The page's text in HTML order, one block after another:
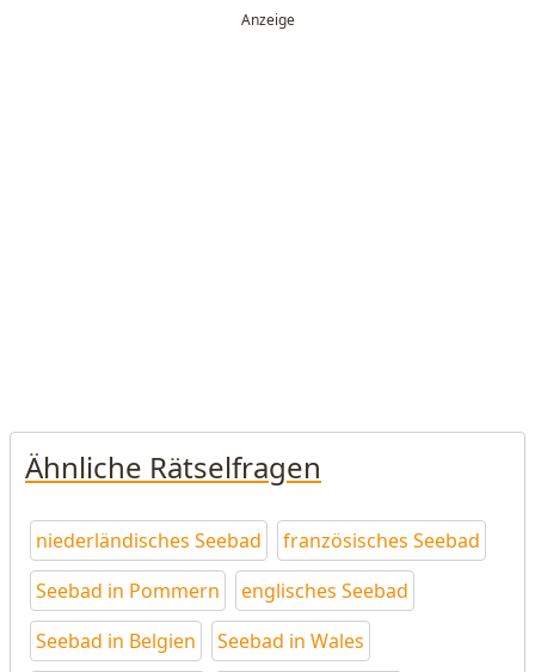
Ähnliche Rätselfragen
niederländisches Seebad
französisches Seebad
Seebad in Pommern
englisches Seebad
Seebad in Belgien
Seebad in Wales